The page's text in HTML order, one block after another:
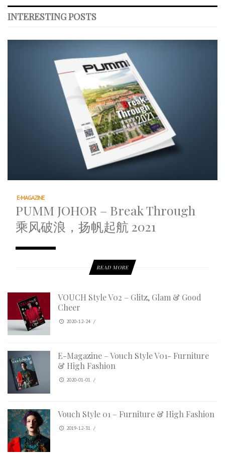
INTERESTING POSTS
E-MAGAZINE
PUMM JOHOR – Break Through
乘风破浪，扬帆起航 2021
READ MORE
VOUCH Style V02 – Glitz, Glam & Good
Cheer
2020-12-24 /
E-Magazine – Vouch Style V01- Furniture
& High Fashion
2020-01-01 /
Vouch Style 01 – Furniture & High Fashion
2019-12-31 /